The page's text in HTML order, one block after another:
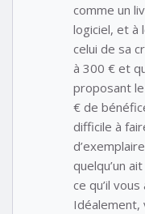
comme un
logiciel, et à
celui de sa
à 300 € et
proposant
€ de
difficile à
quelqu’un
ce qu’il vous
Idéalement,